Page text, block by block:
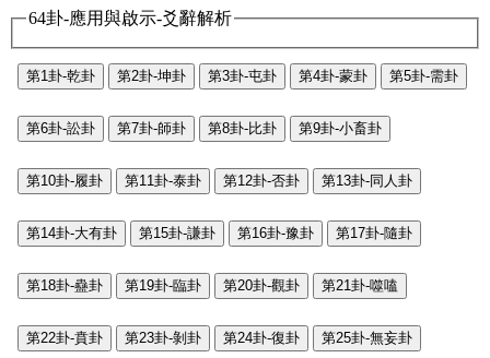
64卦-應用與啟示-爻辭解析
第1卦-乾卦 第2卦-坤卦 第3卦-屯卦 第4卦-蒙卦 第5卦-需卦
第6卦-訟卦 第7卦-師卦 第8卦-比卦 第9卦-小畜卦
第10卦-履卦 第11卦-泰卦 第12卦-否卦 第13卦-同人卦
第14卦-大有卦 第15卦-謙卦 第16卦-豫卦 第17卦-隨卦
第18卦-蠱卦 第19卦-臨卦 第20卦-觀卦 第21卦-噬嗑
第22卦-賁卦 第23卦-剝卦 第24卦-復卦 第25卦-無妄卦